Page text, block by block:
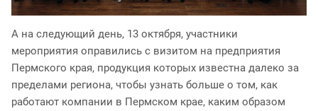
А на следующий день, 13 октября, участники
мероприятия оправились с визитом на предприятия
Пермского края, продукция которых известна далеко за
пределами региона, чтобы узнать больше о том, как
работают компании в Пермском крае, каким образом